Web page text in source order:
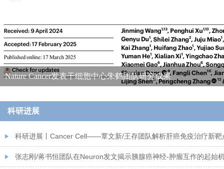
我所召开干部会议宣布所领导班子成员有关任命
科研进展
科研进展丨Cancer Cell——覃文新/王存团队解析肝癌免疫治疗新靶
张志刚/蒋书恒团队在Neuron发文揭示胰腺癌神经-肿瘤互作的起始